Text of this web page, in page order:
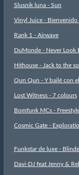
Slusnik luna - Sun
Vinyl Juice - Bienvenido
Rank 1 - Airwave
DuMonde - Never Look
Hithouse - Jack to the
Qun Qun - Y bailé con
Lost Witness - 7 colours
Bomfunk MCs -
Cosmic Gate -
Funkstar de luxe -
Davi-DJ feat Jenny &